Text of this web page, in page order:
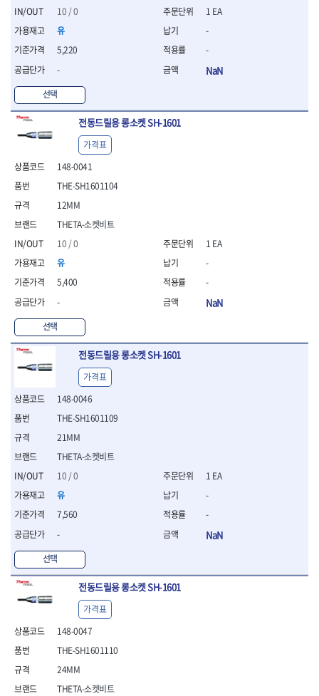
- 볼트세터
- 너트드라이버
- 자화기
- 라쳇렌치
- 임팩엑스트라롱소켓
- 파워렌치
- 드릴척아답타
- 조인트플러그소켓
- 옵셋렌치
- 파워렌치
- 소켓홀더
- 토크아답타
- 비트소켓세트
- 포지비트
- 임팩별비트
- 임팩일자비트
- 임팩포지비트
- 십자비트
- 임팩별비트소켓
- 임팩XZN비트소켓
- 십자비트소켓
- 일자비트소켓
- XZN비트
- 임팩XZN비트
- 라쳇핸들세트
- 토크드라이버
- 포지비트소켓
- 임팩포지비트소켓
플라이어,몽키,스패너
- 플라이어
- 니퍼
- 롱노우즈
- 스냅링플라이어
- 그룹조인트플라이어
- 케이블커터
- 니퍼 외
- 바이스플라이어
10 / 0
유
5,220
-
선택
1 EA
-
-
NaN
전동드릴용 롱소켓 SH-1601
148-0041
THETA-소켓비트
10 / 0
유
5,400
-
선택
THE-SH1601104
12MM
가격표
1 EA
-
-
NaN
전동드릴용 롱소켓 SH-1601
148-0046
THETA-소켓비트
10 / 0
유
7,560
-
선택
THE-SH1601109
21MM
가격표
1 EA
-
-
NaN
전동드릴용 롱소켓 SH-1601
148-0047
THETA-소켓비트
THE-SH1601110
24MM
가격표